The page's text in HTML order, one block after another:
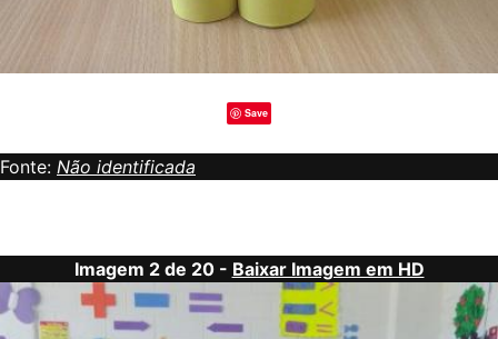
Save
Fonte: Não identificada
Imagem 2 de 20 - Baixar Imagem em HD